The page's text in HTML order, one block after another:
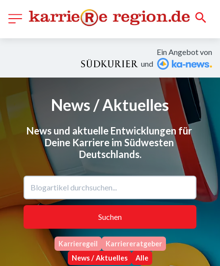
Ein Angebot von
und
News / Aktuelles
News und aktuelle Entwicklungen für
Deine Karriere im Südwesten
Deutschlands.
Suchen
Karrieregeil
Karriereratgeber
News / Aktuelles
Alle